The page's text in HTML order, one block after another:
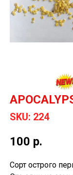
SKU: 224
100 р.
Сорт острого